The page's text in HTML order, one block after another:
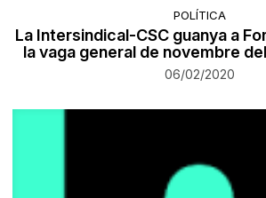
POLÍTICA
La Intersindical-CSC guanya a
la vaga general de novembre
06/02/2020